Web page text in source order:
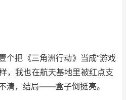
个把《三角洲行动》当成“游戏
，我也在航天基地里被红点支
清，结局——盒子倒挺亮。